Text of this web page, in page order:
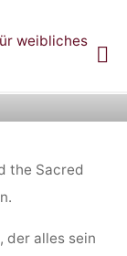
the Sacred
der alles sein